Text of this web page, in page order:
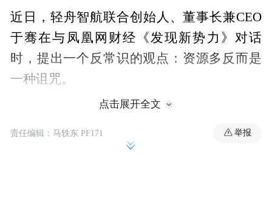
近日，轻舟智航联合创始人、董事长兼CEO
于骞在与凤凰网财经《发现新势力》对话
时，提出一个反常识的观点：资源多反而是
一种诅咒。
（以下内容节选自《发现新势力》对话于
骞，对话实录有删减）
点击展开全文
责任编辑：马轶东 PF171 举报